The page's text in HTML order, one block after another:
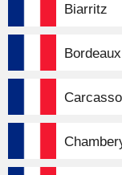
Biarritz
Bordeaux